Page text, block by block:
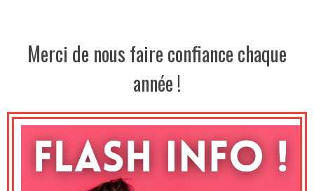
Merci de nous faire confiance chaque
année !